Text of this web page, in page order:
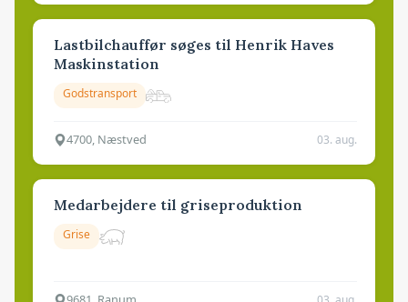
Lastbilchauffør søges til Henrik Haves
Maskinstation
Godstransport
4700, Næstved 03. aug.
Medarbejdere til griseproduktion
Grise